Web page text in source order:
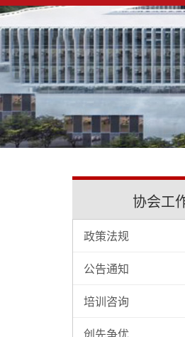
协会工
政策法规
公告通知
培训咨询